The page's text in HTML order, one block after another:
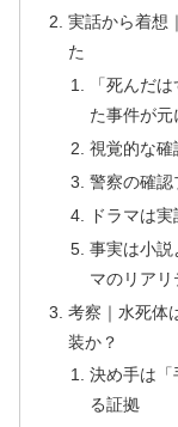
実話から着想
た
「死んだ
た事件が元
視覚的な確
警察の確認
ドラマは
事実は小
マのリアリ
考察｜水死体
装か？
決め手は
る証拠